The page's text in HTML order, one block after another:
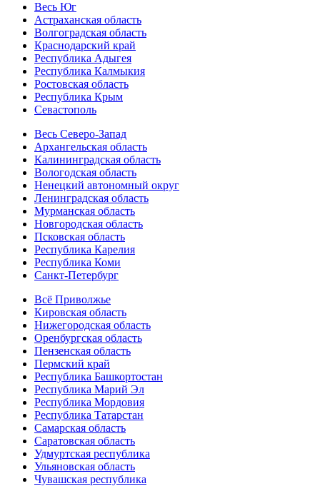
Весь Юг
Астраханская область
Волгоградская область
Краснодарский край
Республика Адыгея
Республика Калмыкия
Ростовская область
Республика Крым
Севастополь
Весь Северо-Запад
Архангельская область
Калининградская область
Вологодская область
Ненецкий автономный округ
Ленинградская область
Мурманская область
Новгородская область
Псковская область
Республика Карелия
Республика Коми
Санкт-Петербург
Всё Приволжье
Кировская область
Нижегородская область
Оренбургская область
Пензенская область
Пермский край
Республика Башкортостан
Республика Марий Эл
Республика Мордовия
Республика Татарстан
Самарская область
Саратовская область
Удмуртская республика
Ульяновская область
Чувашская республика